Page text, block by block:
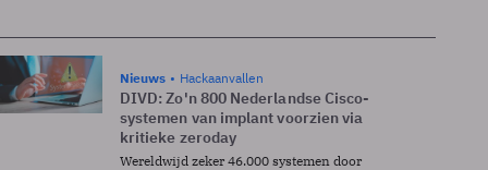
Nieuws Hackaanvallen
DIVD: Zo'n 800 Nederlandse Cisco-
systemen van implant voorzien via
kritieke zeroday
Wereldwijd zeker 46.000 systemen door